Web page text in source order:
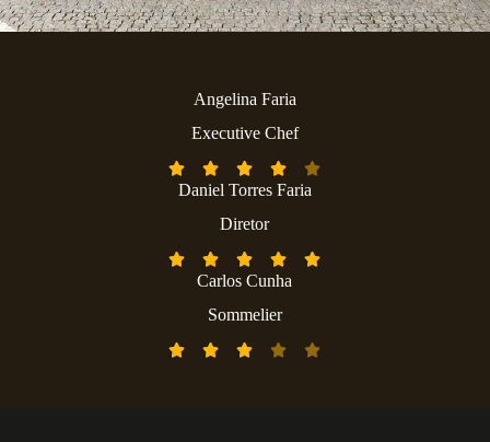
Angelina Faria
Executive Chef
    
Daniel Torres Faria
Diretor
    
Carlos Cunha
Sommelier
    